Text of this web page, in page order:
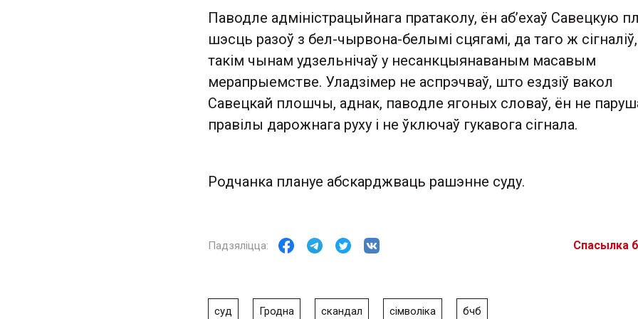
Паводле адміністрацыйнага пратаколу, ён аб’ехаў Савецкую
шэсць разоў з бел-чырвона-белымі сцягамі, да таго ж сігналіў,
такім чынам удзельнічаў у несанкцыянаваным масавым
мерапрыемстве. Уладзімер не аспрэчваў, што ездзіў вакол
Савецкай плошчы, аднак, паводле ягоных словаў, ён не
правілы дарожнага руху і не ўключаў гукавога сігнала.
Родчанка плануе абскарджваць рашэнне суду.
Спасылка
суд Гродна скандал сімволіка бчб